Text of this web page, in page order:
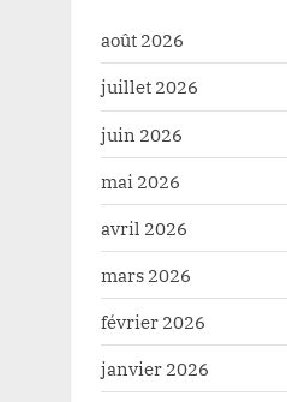
août 2026
juillet 2026
juin 2026
mai 2026
avril 2026
mars 2026
février 2026
janvier 2026